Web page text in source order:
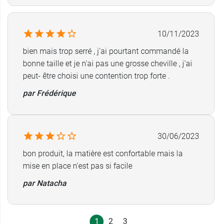
10/11/2023
bien mais trop serré , j'ai pourtant commandé la
bonne taille et je n'ai pas une grosse cheville , j'ai
peut- être choisi une contention trop forte .
par Frédérique
30/06/2023
bon produit, la matière est confortable mais la
mise en place n'est pas si facile
par Natacha
1 2 3